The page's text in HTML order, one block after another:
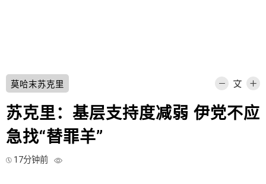
莫哈末苏克里
苏克里：基层支持度减弱 伊党不应
急找“替罪羊”
17分钟前